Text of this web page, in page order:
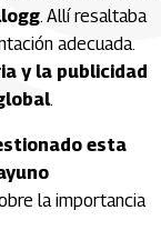
. Allí resaltaba
adecuada.
y la publicidad
.
esta
la importancia